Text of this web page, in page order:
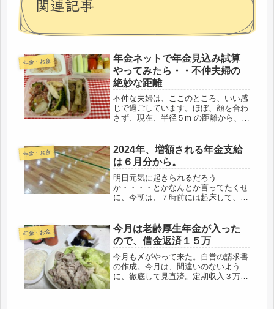
関連記事
年金・お金
年金ネットで年金見込み試算
やってみたら・・不仲夫婦の
絶妙な距離
不仲な夫婦は、ここのところ、いい感
じで過ごしています。ほぼ、顔を合わ
さず、現在、半径５m の距離から、半
で、盆明けから合流予定のタカちゃん
も、明日から出勤、これで、機嫌も...
年金・お金
2024年、増額される年金支給
は６月分から。
明日元気に起きられるだろう
か・・・・とかなんとか言ってたくせ
に、今朝は、７時前には起床して、洗
られたし、超楽しかった。やるじゃな
いか、意外と元気だわ。今日は、フォ
アと...
年金・お金
今月は老齢厚生年金が入った
ので、借金返済１５万
今月も〆がやって来た。自営の請求書
の作成。今月は、間違いのないよう
に、徹底して見直済。定期収入３万、